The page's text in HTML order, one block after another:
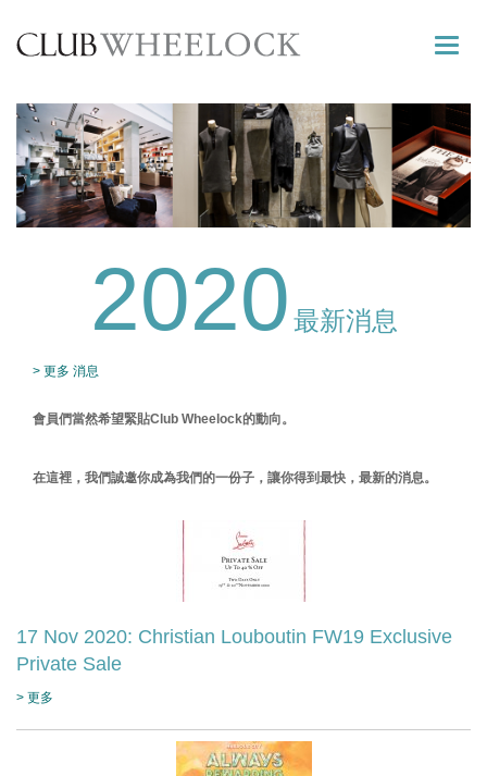
Toggle
2020 最新消息
> 更多 消息
會員們當然希望緊貼Club Wheelock的動向。
在這裡，我們誠邀你成為我們的一份子，讓你得到最快，最新的消息。
17 Nov 2020: Christian Louboutin FW19 Exclusive
Private Sale
> 更多